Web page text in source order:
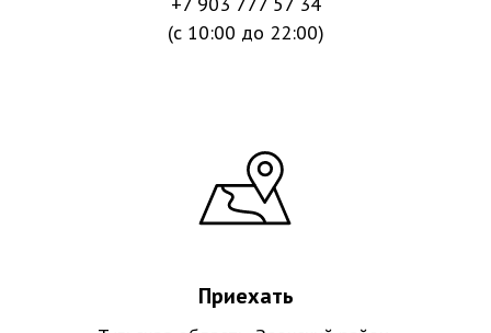
(c 10:00 до 22:00)
Приехать